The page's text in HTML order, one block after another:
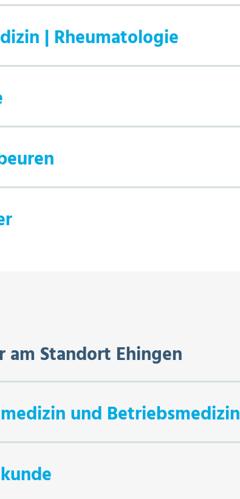
| Rheumatologie
Standort Ehingen
und Betriebsmedizin